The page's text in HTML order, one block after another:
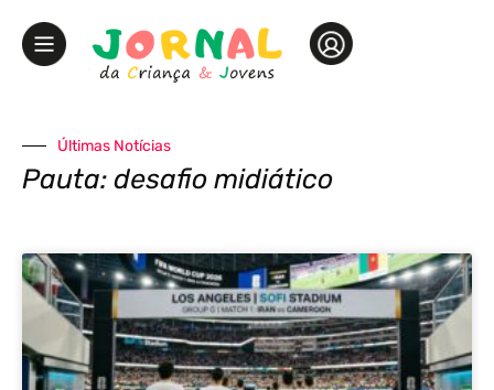
Últimas Notícias
Pauta: desafio midiático